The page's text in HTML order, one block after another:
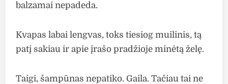
balzamai nepadeda.
Kvapas labai lengvas, toks tiesiog muilinis, tą
patį sakiau ir apie įrašo pradžioje minėtą želę.
Taigi, šampūnas nepatiko. Gaila. Tačiau tai ne